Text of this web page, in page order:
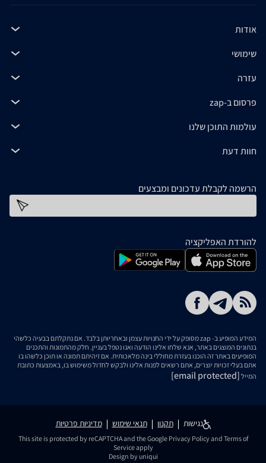
אודות
שימושי
עזרה
פרסום ב-zap
עולמות התוכן שלנו
חוות דעת
הרשמה לקבלת עדכונים ומבצעים
להורדת האפליקציה
המידע המופיע ב- zap מסופק על ידי החנויות עצמן ובאחריותן בלבד. אם נתקלתם בבעיה כלשהי
בנתונים המוצגים באתר, אנא שלחו אלינו הודעה ואנו נטפל בעניין. חלק מהתמונות והתכנים
המופיעים באתר זה הוכנו בעזרת מחוללי בינה מלאכותית. אם זיהיתם תמונה או תוכן כלשהו בו
אתם בעלי זכויות יוצרים, אתם רשאים לפנות אלינו ולבקש לחדול משימוש בו, באמצעות כתובת
המייל [email protected]
נגישות תקנון תנאי שימוש מדיניות פרטיות
This site is protected by reCAPTCHA and the Google Privacy Policyand Terms of
Serviceapply
Design by uniqui